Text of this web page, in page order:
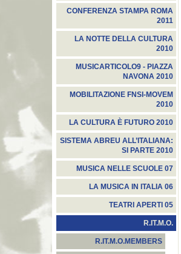
CONFERENZA STAMPA ROMA
2011
LA NOTTE DELLA CULTURA
2010
MUSICARTICOLO9 - PIAZZA
NAVONA 2010
MOBILITAZIONE FNSI-MOVEM
2010
LA CULTURA È FUTURO 2010
SISTEMA ABREU ALL’ITALIANA:
SI PARTE 2010
MUSICA NELLE SCUOLE 07
LA MUSICA IN ITALIA 06
TEATRI APERTI 05
R.IT.M.O.
R.IT.M.O.MEMBERS